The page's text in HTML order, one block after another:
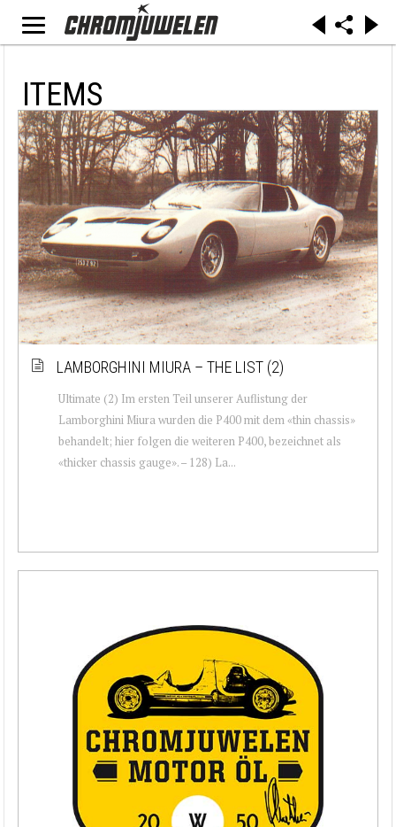
ITEMS
LAMBORGHINI MIURA – THE LIST (2)
Ultimate (2) Im ersten Teil unserer Auflistung der
Lamborghini Miura wurden die P400 mit dem «thin chassis»
behandelt; hier folgen die weiteren P400, bezeichnet als
«thicker chassis gauge». – 128) La...